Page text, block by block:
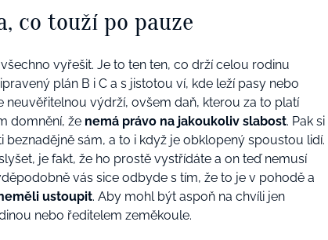
co touží po pauze
vyřešit. Je to ten ten, co drží celou rodinu
plán B i C a s jistotou ví, kde leží pasy nebo
neuvěřitelnou výdrží, ovšem daň, kterou za to platí
domnění, že nemá právo na jakoukoliv slabost. Pak si
beznadějně sám, a to i když je obklopený spoustou lidí.
je fakt, že ho prostě vystřídáte a on teď nemusí
vás sice odbyde s tím, že to je v pohodě a
ustoupit. Aby mohl být aspoň na chvíli jen
nebo ředitelem zeměkoule.